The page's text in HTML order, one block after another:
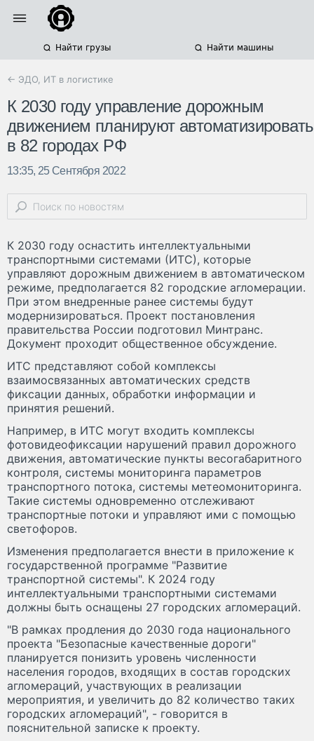
Найти грузы Найти машины
← ЭДО, ИТ в логистике
К 2030 году управление дорожным
движением планируют автоматизировать
в 82 городах РФ
13:35, 25 Сентября 2022
К 2030 году оснастить интеллектуальными
транспортными системами (ИТС), которые
управляют дорожным движением в автоматическом
режиме, предполагается 82 городские агломерации.
При этом внедренные ранее системы будут
модернизироваться. Проект постановления
правительства России подготовил Минтранс.
Документ проходит общественное обсуждение.
ИТС представляют собой комплексы
взаимосвязанных автоматических средств
фиксации данных, обработки информации и
принятия решений.
Например, в ИТС могут входить комплексы
фотовидеофиксации нарушений правил дорожного
движения, автоматические пункты весогабаритного
контроля, системы мониторинга параметров
транспортного потока, системы метеомониторинга.
Такие системы одновременно отслеживают
транспортные потоки и управляют ими с помощью
светофоров.
Изменения предполагается внести в приложение к
государственной программе "Развитие
транспортной системы". К 2024 году
интеллектуальными транспортными системами
должны быть оснащены 27 городских агломераций.
"В рамках продления до 2030 года национального
проекта "Безопасные качественные дороги"
планируется понизить уровень численности
населения городов, входящих в состав городских
агломераций, участвующих в реализации
мероприятия, и увеличить до 82 количество таких
городских агломераций", - говорится в
пояснительной записке к проекту.